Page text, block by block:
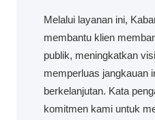
Melalui layanan ini,
membantu klien
publik, meningkatkan
memperluas jangkauan
berkelanjutan. Kata
komitmen kami untuk